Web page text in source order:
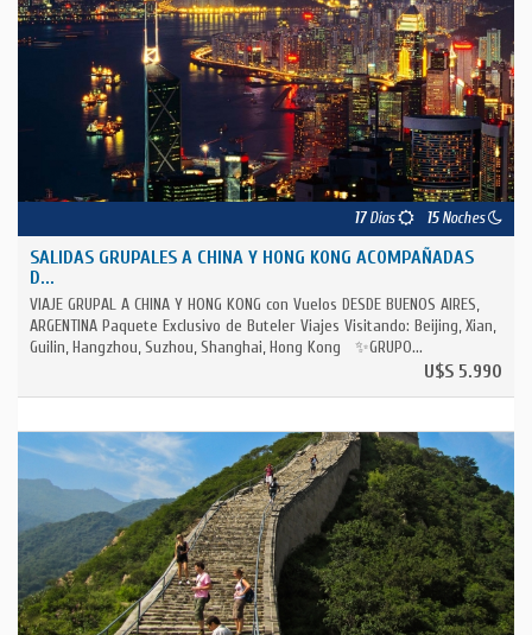
17Días 15Noches
SALIDAS GRUPALES A CHINA Y HONG KONG ACOMPAÑADAS
D...
VIAJE GRUPAL A CHINA Y HONG KONG con Vuelos DESDE BUENOS AIRES,
ARGENTINA Paquete Exclusivo de Buteler Viajes Visitando: Beijing, Xian,
Guilin, Hangzhou, Suzhou, Shanghai, Hong Kong ✨GRUPO...
U$S 5.990